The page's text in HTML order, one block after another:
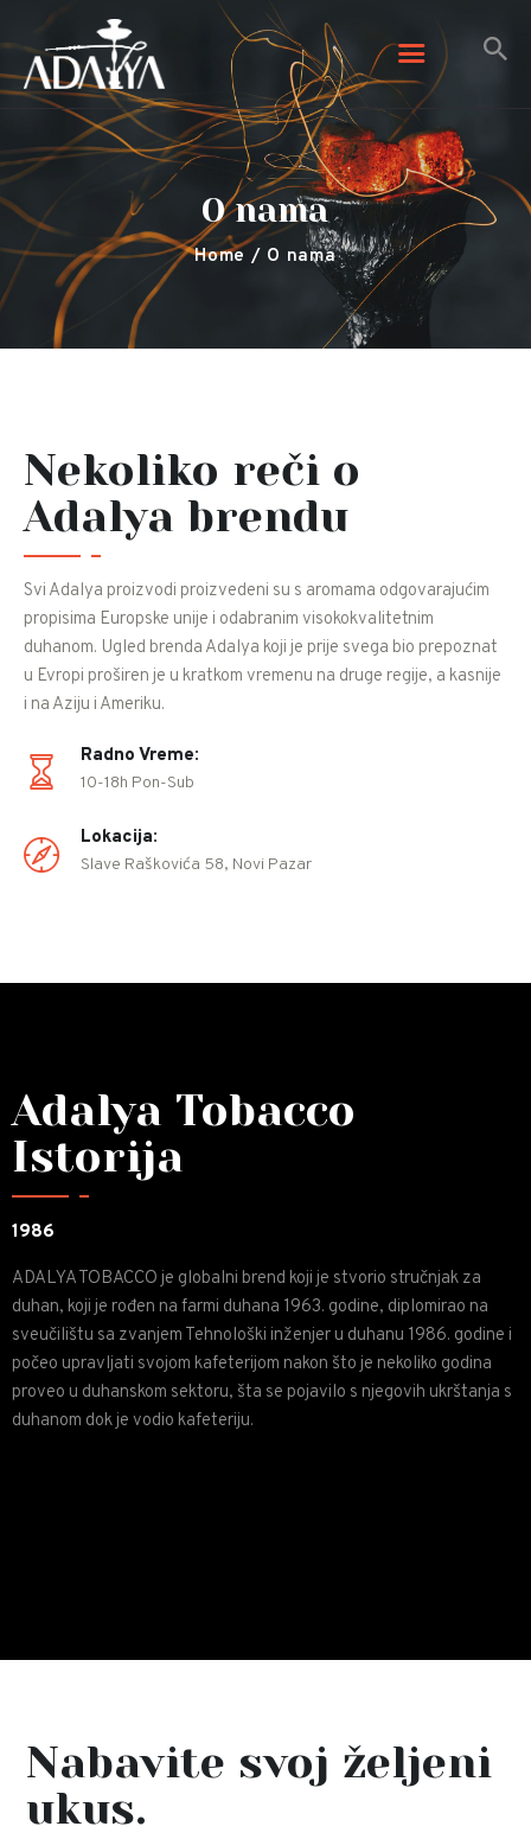
O nama
Home O nama
Adalya Tobacco
Adalya Tobacco
Početna
Galerija
Arome
Kontaktirajte nas
O nama
Nekoliko reči o
Adalya brendu
Svi Adalya proizvodi proizvedeni su s aromama odgovarajućim
propisima Europske unije i odabranim visokokvalitetnim
duhanom. Ugled brenda Adalya koji je prije svega bio prepoznat
u Evropi proširen je u kratkom vremenu na druge regije, a kasnije
i na Aziju i Ameriku.
Radno Vreme:
10-18h Pon-Sub
Lokacija:
Slave Raškovića 58, Novi Pazar
Adalya Tobacco
Istorija
1986
ADALYA TOBACCO je globalni brend koji je stvorio stručnjak za
duhan, koji je rođen na farmi duhana 1963. godine, diplomirao na
sveučilištu sa zvanjem Tehnološki inženjer u duhanu 1986. godine i
počeo upravljati svojom kafeterijom nakon što je nekoliko godina
proveo u duhanskom sektoru, šta se pojavilo s njegovih ukrštanja s
duhanom dok je vodio kafeteriju.
Nabavite svoj željeni
ukus.